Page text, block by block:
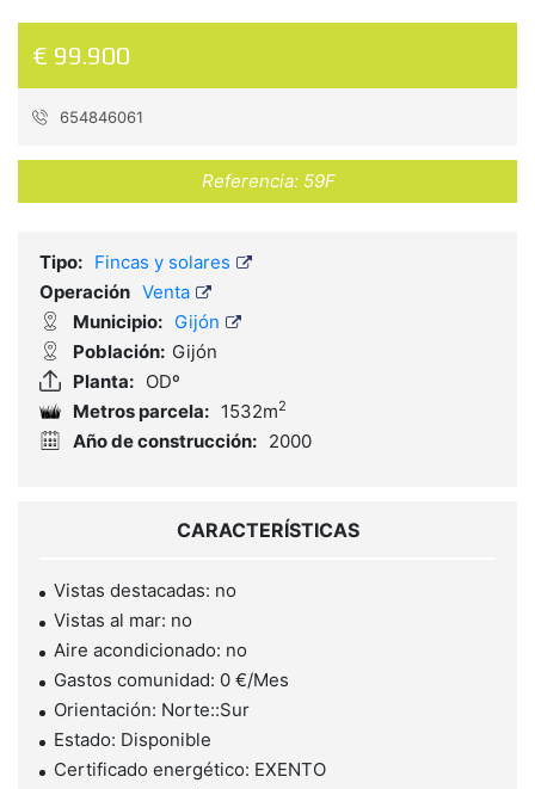
€ 99.900
654846061
Referencia: 59F
Tipo: Fincas y solares
Operación Venta
Municipio: Gijón
Población: Gijón
Planta: ODº
Metros parcela: 1532m2
Año de construcción: 2000
CARACTERÍSTICAS
Vistas destacadas: no
Vistas al mar: no
Aire acondicionado: no
Gastos comunidad: 0 €/Mes
Orientación: Norte::Sur
Estado: Disponible
Certificado energético: EXENTO